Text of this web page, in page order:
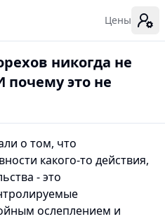
Цены
никогда не
почему это не
о том, что
какого-то действия,
- это
ослеплением и